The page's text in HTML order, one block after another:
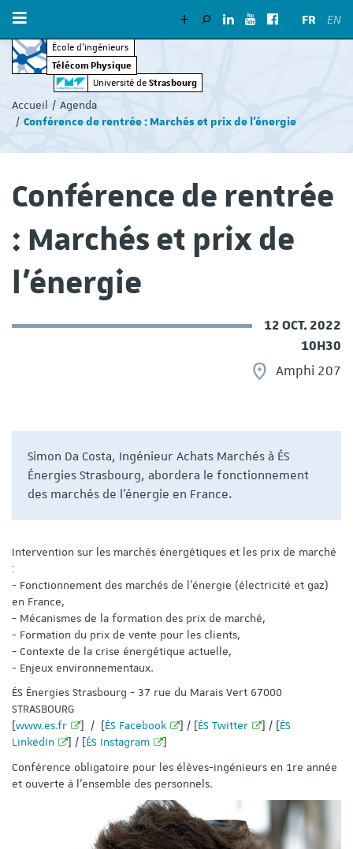
École d’ingénieurs
Télécom Physique
Université de Strasbourg
FR EN
êtes
ici
Accueil
Agenda
Conférence de rentrée : Marchés et prix de l'énergie
Conférence de rentrée
: Marchés et prix de
l'énergie
12 OCT. 2022
10H30
Amphi 207
Simon Da Costa, Ingénieur Achats Marchés à ÉS
Énergies Strasbourg, abordera le fonctionnement
des marchés de l'énergie en France.
Intervention sur les marchés énergétiques et les prix de marché
:
- Fonctionnement des marchés de l’énergie (électricité et gaz)
en France,
- Mécanismes de la formation des prix de marché,
- Formation du prix de vente pour les clients,
- Contexte de la crise énergétique actuelle,
- Enjeux environnementaux.
ÉS Énergies Strasbourg - 37 rue du Marais Vert 67000
STRASBOURG
[www.es.fr ] / [ÉS Facebook ] / [ÉS Twitter ] / [ÉS
LinkedIn
] / [ÉS Instagram
]
Conférence obligatoire pour les élèves-ingénieurs en 1re année
et ouverte à l'ensemble des personnels.